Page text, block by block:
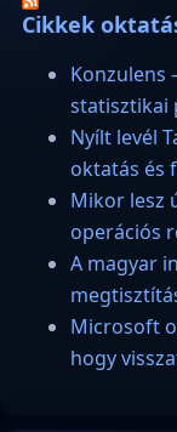
Cikkek
Konzulens
statisztikai
Nyílt levél
oktatás és
Mikor lesz
operációs
A magyar
Microsoft
hogy